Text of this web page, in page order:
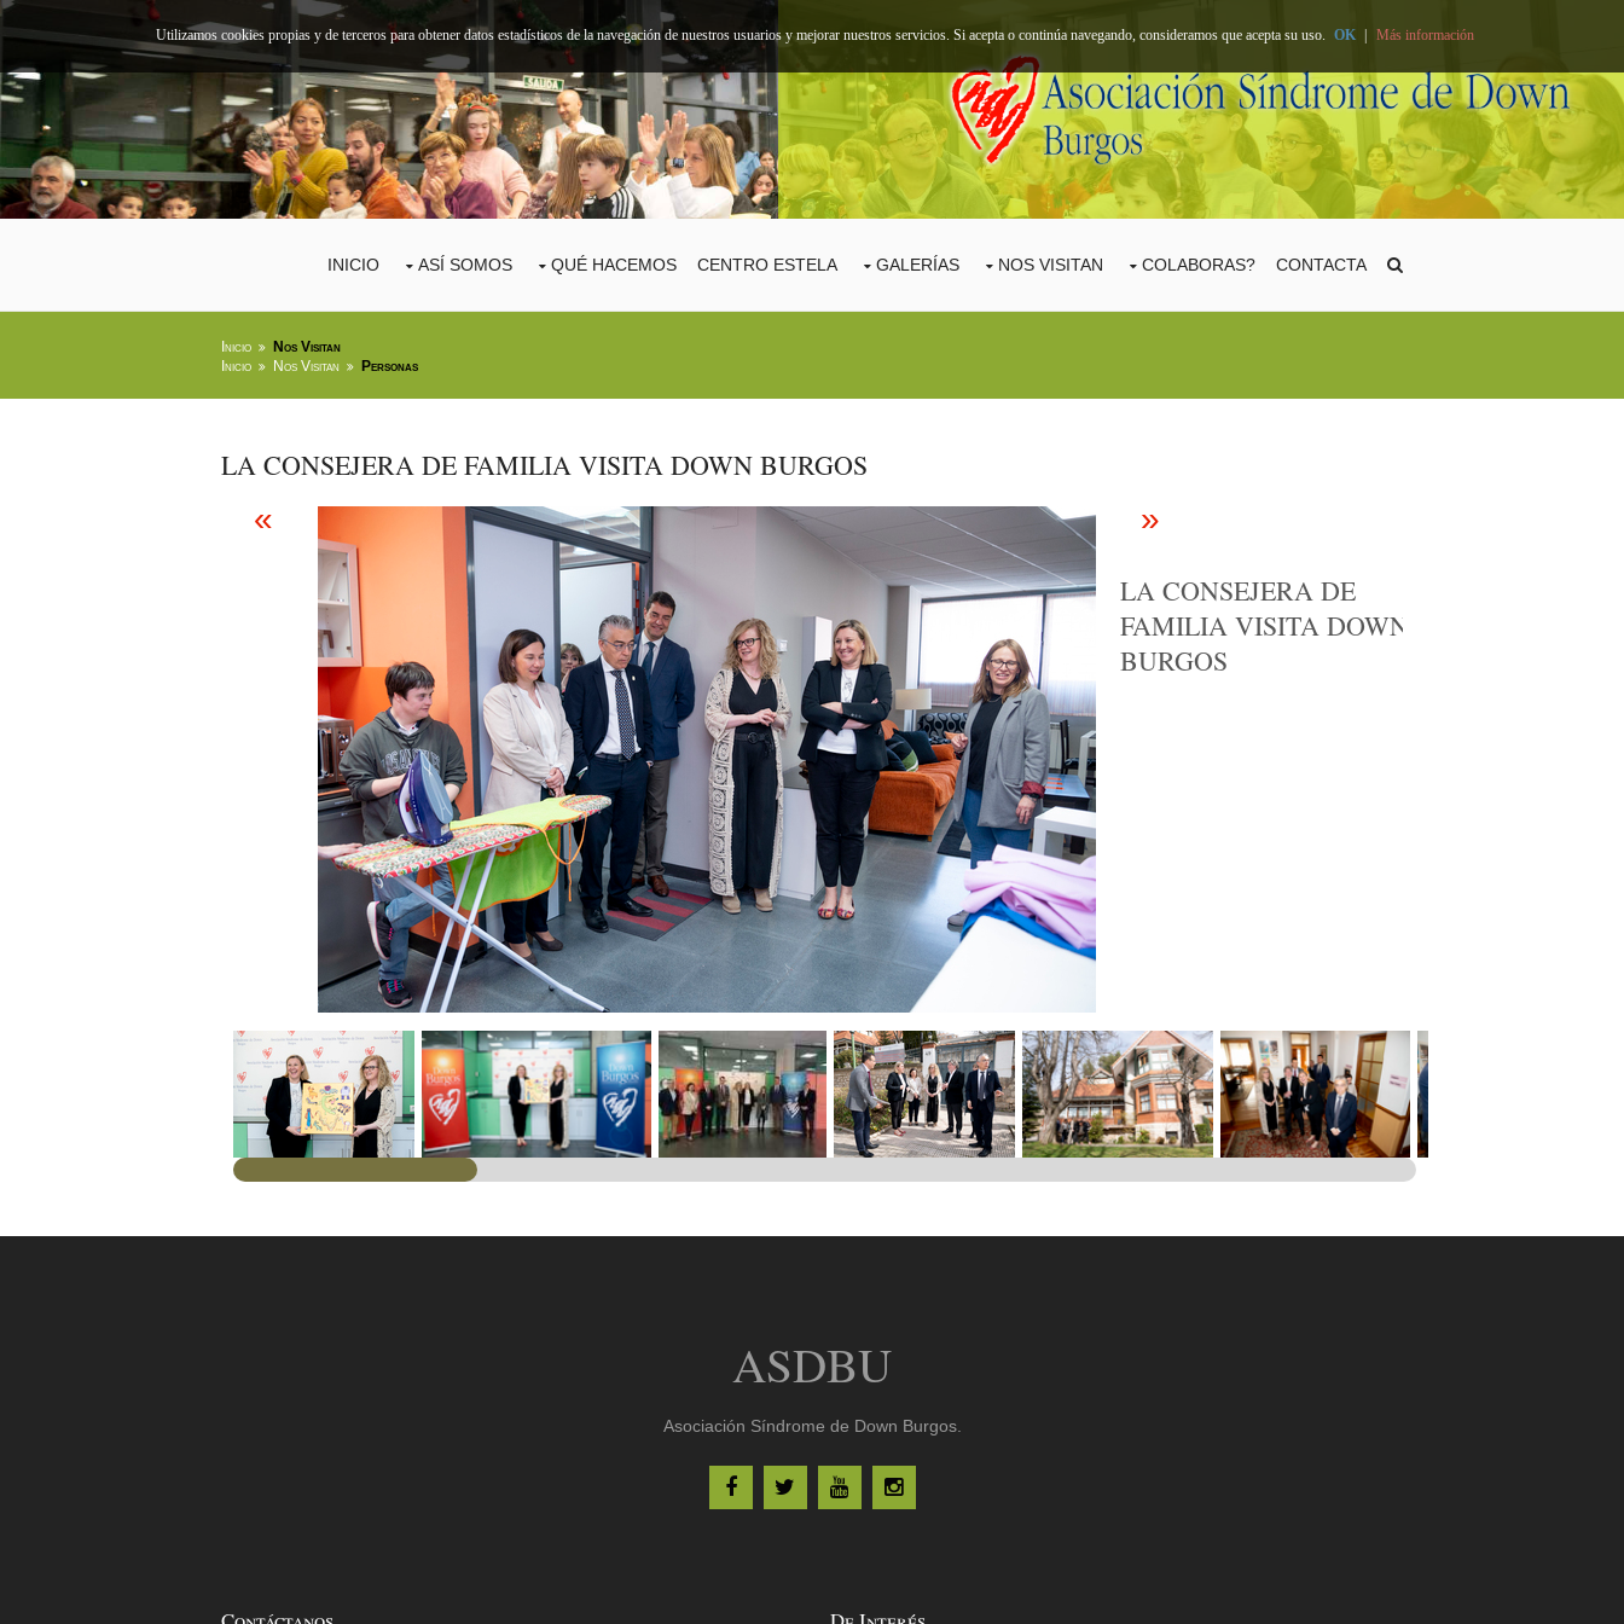
INICIO ASÍ SOMOS QUÉ HACEMOS CENTRO ESTELA GALERÍAS NOS VISITAN COLABORAS? CONTACTA
Inicio
Nos Visitan
Inicio
Nos Visitan Personas
LA CONSEJERA DE FAMILIA VISITA DOWN BURGOS
« »
LA CONSEJERA DE
FAMILIA VISITA DOWN
BURGOS
ASDBU
Asociación Síndrome de Down Burgos.
Utilizamos cookies propias y de terceros para obtener datos estadísticos de la navegación de nuestros usuarios y mejorar nuestros servicios. Si acepta o continúa navegando, consideramos que acepta su uso. OK Más información